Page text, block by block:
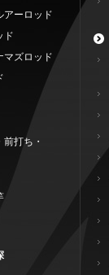
アーロッド
ド
マズロッド
打ち・